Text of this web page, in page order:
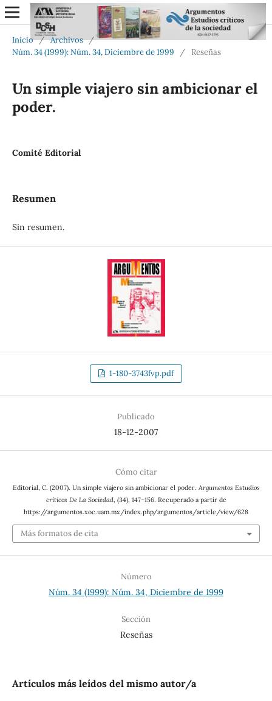
Inicio / Archivos /
Núm. 34 (1999): Núm. 34, Diciembre de 1999
/ Reseñas
Un simple viajero sin ambicionar el
poder.
Comité Editorial
Resumen
Sin resumen.
1-180-3743fvp.pdf
Publicado
18-12-2007
Cómo citar
Editorial, C. (2007). Un simple viajero sin ambicionar el poder. Argumentos Estudios
críticos De La Sociedad, (34), 147–156. Recuperado a partir de
https://argumentos.xoc.uam.mx/index.php/argumentos/article/view/628
Más formatos de cita
Número
Núm. 34 (1999): Núm. 34, Diciembre de 1999
Sección
Reseñas
Artículos más leídos del mismo autor/a